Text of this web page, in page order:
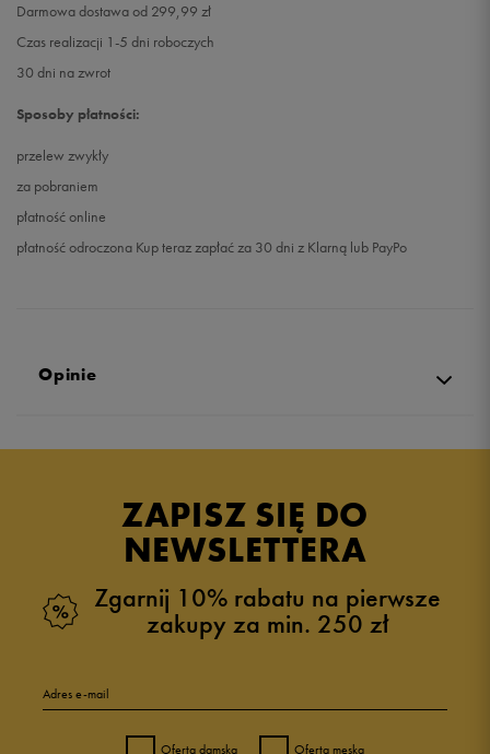
Darmowa dostawa od 299,99 zł
Czas realizacji 1-5 dni roboczych
30 dni na zwrot
Sposoby płatności:
przelew zwykły
za pobraniem
płatność online
płatność odroczona Kup teraz zapłać za 30 dni z Klarną lub PayPo
Opinie
ZAPISZ SIĘ DO
NEWSLETTERA
Zgarnij 10% rabatu na pierwsze
zakupy za min. 250 zł
Adres e-mail
Oferta damska Oferta męska